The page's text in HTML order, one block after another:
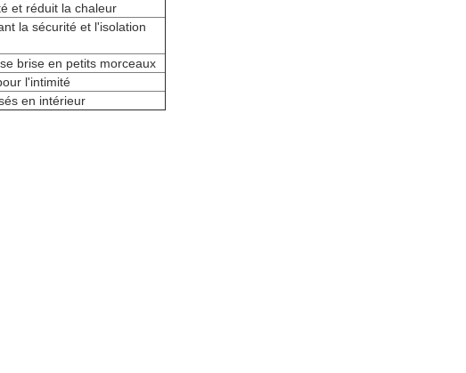
et réduit la chaleur
la sécurité et l'isolation
brise en petits morceaux
l'intimité
en intérieur